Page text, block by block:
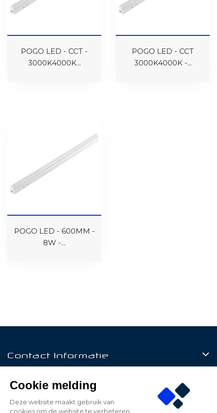
POGO LED - CCT -
3000K4000K...
POGO LED - CCT
3000K4000K -...
POGO LED - 600MM -
8W -...
Contact Informatie
Cookie melding
Deze website maakt gebruik van
cookies om de website te verbeteren.